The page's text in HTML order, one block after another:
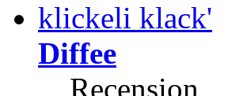
Diffee
Recension